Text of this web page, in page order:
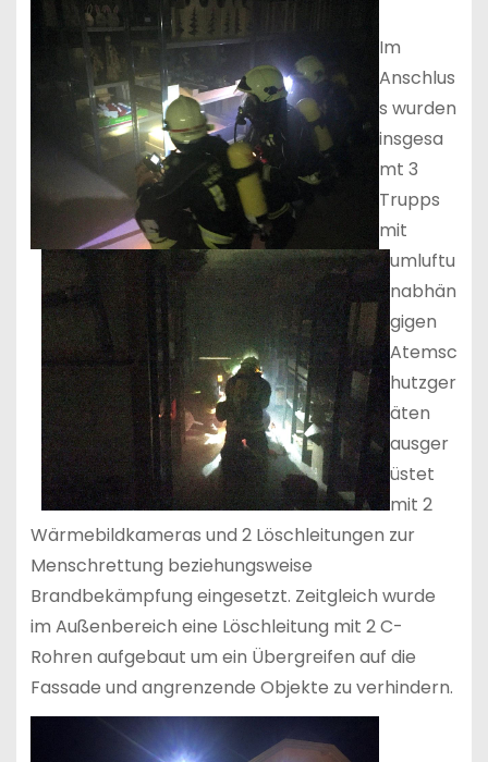
Im
Anschlus
s wurden
insgesa
mt 3
Trupps
mit
umluftu
nabhän
gigen
Atemsc
hutzger
äten
ausger
üstet
mit 2
Wärmebildkameras und 2 Löschleitungen zur
Menschrettung beziehungsweise
Brandbekämpfung eingesetzt. Zeitgleich wurde
im Außenbereich eine Löschleitung mit 2 C-
Rohren aufgebaut um ein Übergreifen auf die
Fassade und angrenzende Objekte zu verhindern.